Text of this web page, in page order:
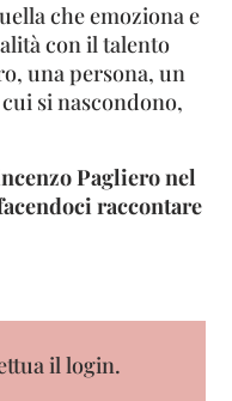
che emoziona e
con il talento
una persona, un
si nascondono,
Pagliero nel
raccontare
il login.